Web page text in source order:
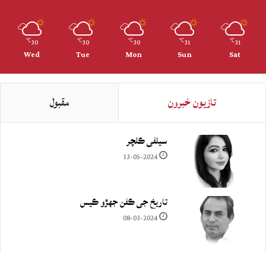
31
℃
Sat
31
℃
Sun
30
℃
Mon
30
℃
Tue
30
℃
Wed
تازيون خبرون مقبول
سيلفي ڪلچر
13-05-2024
تاريخ جي ڪفن جھڙو ڪيس
08-03-2024